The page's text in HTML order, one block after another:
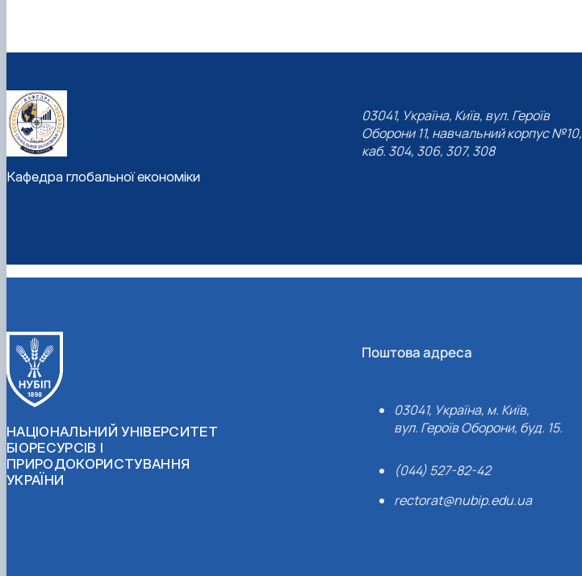
Кафедра глобальної економіки
03041, Україна, Київ, вул. Героїв
Оборони 11, навчальний корпус №10,
каб. 304, 306, 307, 308
НАЦІОНАЛЬНИЙ УНІВЕРСИТЕТ
БІОРЕСУРСІВ І
ПРИРОДОКОРИСТУВАННЯ
УКРАЇНИ
Поштова адреса
03041, Україна, м. Київ,
вул. Героїв Оборони, буд. 15.
(044) 527-82-42
rectorat@nubip.edu.ua